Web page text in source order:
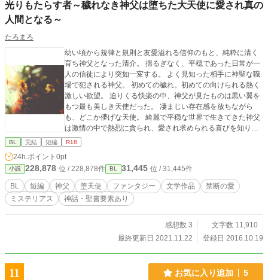
光りもたらす者～穢れなき神父は堕ちた大天使に愛され真の
人間となる～
たろまろ
幼い頃から規律と規則と友愛溢れる信仰のもと、純粋に清く
育ち神父となった清介。 揺るぎなく、平穏であった日常が一
人の信徒により突如一変する。 よく見知った相手に神聖な職
場で犯される神父。 初めての穢れ。初めての向けられる熱く
激しい欲望。 迫りくる快楽の中、神父が見たものは黒い翼を
もつ最も美しき天使だった。 凄まじい存在感を放ちながら
も、どこか儚げな天使。 綺麗で平穏な世界で生きてきた神父
は激情の中で熱烈に貪られ、愛され求められる喜びを知り自
BL 完結 短編 R18
24h.ポイント 0pt
小説 228,878 位 / 228,878件 BL 31,445 位 / 31,445件
BL 短編 神父 堕天使 ファンタジー 文学作品
禁断の愛
ミステリアス
神話・聖書要素あり
感想数 3
文字数 11,910
最終更新日 2021.11.22
登録日 2016.10.19
11 お気に入り追加 5